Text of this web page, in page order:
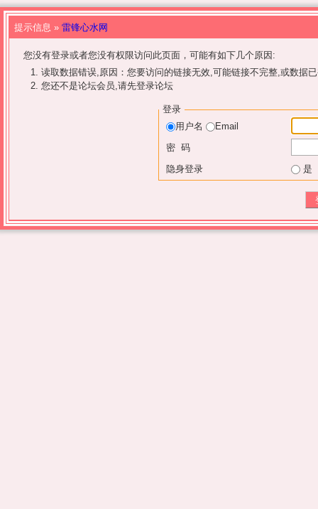
提示信息 » 雷锋心水网
您没有登录或者您没有权限访问此页面，可能有如下几个原因:
读取数据错误,原因：您要访问的链接无效,可能链接不完整,或数据
您还不是论坛会员,请先登录论坛
登录
用户名
Email
密 码
隐身登录